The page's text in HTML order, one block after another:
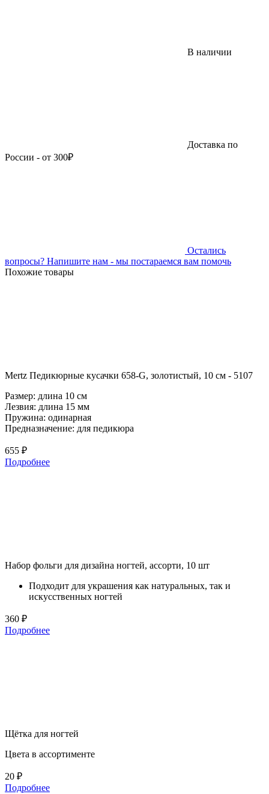
В наличии
Доставка по
России - от 300₽
Остались
вопросы? Напишите нам - мы постараемся вам помочь
Похожие товары
Mertz Педикюрные кусачки 658-G, золотистый, 10 см - 5107
Размер: длина 10 см
Лезвия: длина 15 мм
Пружина: одинарная
Предназначение: для педикюра
655 ₽
Подробнее
Набор фольги для дизайна ногтей, ассорти, 10 шт
Подходит для украшения как натуральных, так и
искусственных ногтей
360 ₽
Подробнее
Щётка для ногтей
Цвета в ассортименте
20 ₽
Подробнее